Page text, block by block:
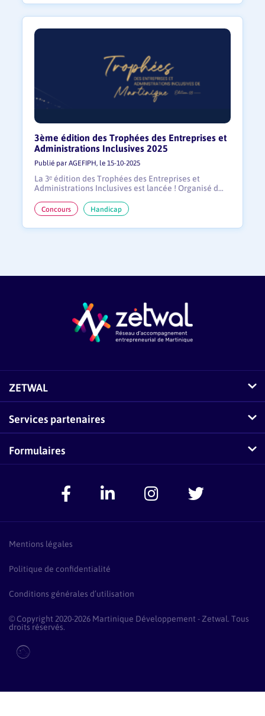
3ème édition des Trophées des Entreprises et
Administrations Inclusives 2025
Publié par AGEFIPH, le 15-10-2025
La 3ᵉ édition des Trophées des Entreprises et
Administrations Inclusives est lancée ! Organisé d…
Concours Handicap
ZETWAL
Comment fonctionne Zetwal ?
Zetwal dans les médias
Espace Accompagnateurs
Services partenaires
Conseillers-Entreprises
Présentation Pass Créa
F.A.Q Pass Créa
Formulaires
© Copyright 2020-2026 Martinique Développement - Zetwal. Tous
droits réservés.
Mentions légales
Politique de confidentialité
Conditions générales d’utilisation